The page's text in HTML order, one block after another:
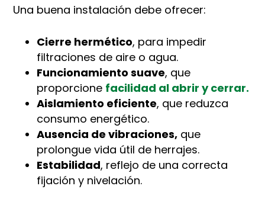
Una buena instalación debe ofrecer:
Cierre hermético, para impedir
filtraciones de aire o agua.
Funcionamiento suave, que
proporcione facilidad al abrir y cerrar.
Aislamiento eficiente, que reduzca
consumo energético.
Ausencia de vibraciones, que
prolongue vida útil de herrajes.
Estabilidad, reflejo de una correcta
fijación y nivelación.